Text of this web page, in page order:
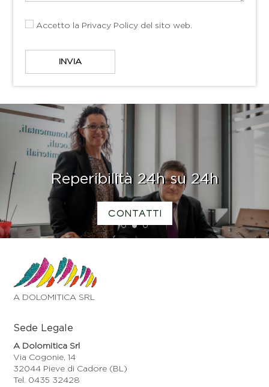
Accetto la Privacy Policy del sito web.
1 2 3
Reperibilità 24h su 24h
CONTATTI
A DOLOMITICA SRL
Sede Legale
A Dolomitica Srl
Via Cogonie, 14
32044 Pieve di Cadore (BL)
Tel. 0435 32428